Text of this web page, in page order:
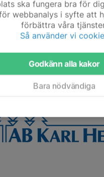
ska fungera bra för
webbanalys i syfte att
förbättra våra
Så använder vi
Godkänn alla kakor
Bara nödvändiga